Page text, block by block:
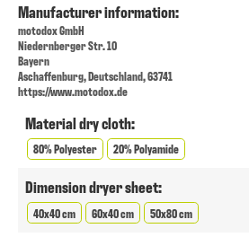
Manufacturer information:
motodox GmbH
Niedernberger Str. 10
Bayern
Aschaffenburg, Deutschland, 63741
https://www.motodox.de
Material dry cloth:
80% Polyester 20% Polyamide
Dimension dryer sheet:
40x40 cm 60x40 cm 50x80 cm